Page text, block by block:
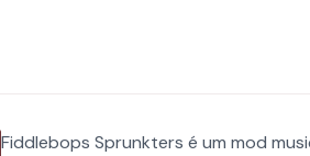
Fiddlebops Sprunkters é um mod